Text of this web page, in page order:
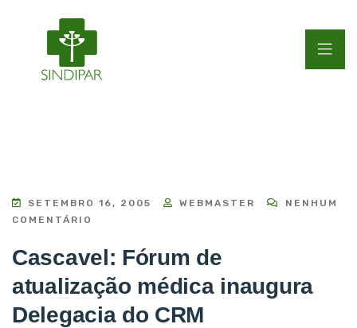
SETEMBRO 16, 2005 WEBMASTER
NENHUM
COMENTÁRIO
Cascavel: Fórum de
atualização médica inaugura
Delegacia do CRM